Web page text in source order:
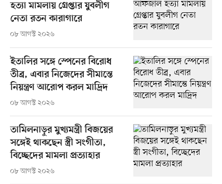
হত্যা মামলায় গ্রেপ্তার যুবলীগ
নেতা রতন কারাগারে
০৮ আগস্ট ২০২৬
ইতালির সঙ্গে স্পেনের বিরোধ
তীব্র, এবার নিজেদের সীমান্তে
নিয়ন্ত্রণ আরোপ করল মাদ্রিদ
০৮ আগস্ট ২০২৬
তামিলনাড়ুর মুখ্যমন্ত্রী বিজয়ের
সঙ্গেই থাকছেন স্ত্রী সংগীতা,
বিচ্ছেদের মামলা প্রত্যাহার
০৮ আগস্ট ২০২৬